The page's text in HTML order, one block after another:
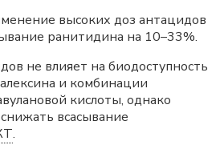
высоких доз антацидов
ранитидина на 10–33%.
не влияет на биодоступность
и комбинации
кислоты, однако
всасывание
.